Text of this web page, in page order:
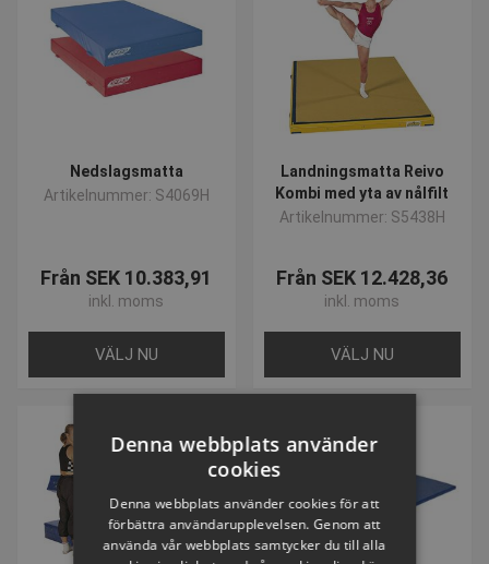
Nedslagsmatta
Artikelnummer: S4069H
Från SEK 10.383,91
inkl. moms
VÄLJ NU
Landningsmatta Reivo
Kombi med yta av nålfilt
Artikelnummer: S5438H
Från SEK 12.428,36
inkl. moms
VÄLJ NU
Denna webbplats använder
cookies
Denna webbplats använder cookies för att
förbättra användarupplevelsen. Genom att
använda vår webbplats samtycker du till alla